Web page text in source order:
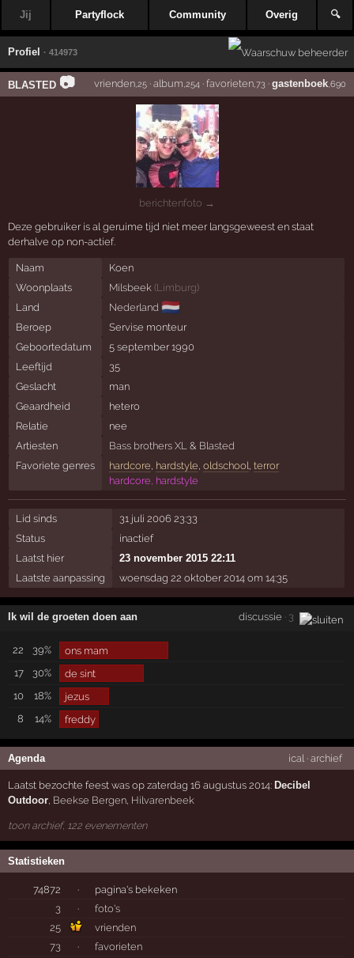
Jij Partyflock Community Overig 🔍
Profiel · 414973
BLASTED 📷 vrienden,25· album ,254· favorieten,73· gastenboek,690
berichtenfoto →
Deze gebruiker is al geruime tijd niet meer langsgeweest en staat
derhalve op non-actief.
Naam
Koen
Woonplaats
Milsbeek (Limburg)
Land
Nederland 🇳🇱
Beroep
Servise monteur
Geboortedatum
5 september 1990
Leeftijd
35
Geslacht
man
Geaardheid
hetero
Relatie
nee
Artiesten
Bass brothers XL & Blasted
Favoriete genres
hardcore hardstyle oldschool terror
hardcore, hardstyle
Lid sinds
31 juli 2006 23:33
Status
inactief
Laatst hier
23 november 2015 22:11
Laatste aanpassing
woensdag 22 oktober 2014 om 14:35
Ik wil de groeten doen aan discussie · 3
22 39%
ons mam
17
30%
de sint
10
18%
jezus
8
14% freddy
Agenda ical · archief
Laatst bezochte feest was op zaterdag 16 augustus 2014: Decibel
Outdoor, Beekse Bergen, Hilvarenbeek
toon archief, 122 evenementen
Statistieken
74872 ·
pagina's bekeken
3
·
foto's
25
vrienden
73
·
favorieten